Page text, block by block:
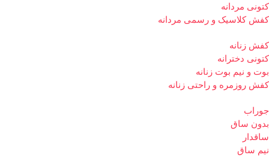
کتونی مردانه
کفش کلاسیک و رسمی مردانه
کفش زنانه
کتونی دخترانه
بوت و نیم بوت زنانه
کفش روزمره و راحتی زنانه
جوراب
بدون ساق
ساقدار
نیم ساق